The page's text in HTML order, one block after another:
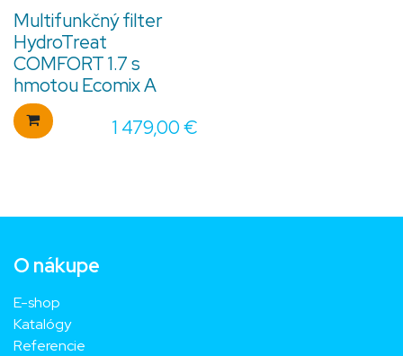
Multifunkčný filter
HydroTreat
COMFORT 1.7 s
hmotou Ecomix A
1 479,00€
O nákupe
E-shop
Katalógy
Referencie